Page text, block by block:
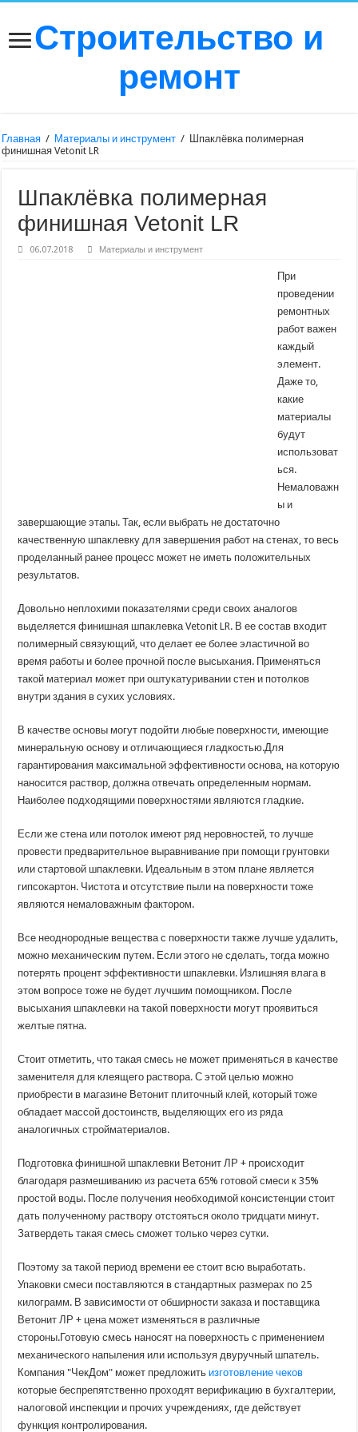
Строительство и
ремонт
Главная / Материалы и инструмент / Шпаклёвка полимерная
финишная Vetonit LR
Шпаклёвка полимерная
финишная Vetonit LR
06.07.2018 Материалы и инструмент
При
проведении
ремонтных
работ важен
каждый
элемент.
Даже то,
какие
материалы
будут
использоват
ься.
Немаловажн
ы и
завершающие этапы. Так, если выбрать не достаточно
качественную шпаклевку для завершения работ на стенах, то весь
проделанный ранее процесс может не иметь положительных
результатов.
Довольно неплохими показателями среди своих аналогов
выделяется финишная шпаклевка Vetonit LR. В ее состав входит
полимерный связующий, что делает ее более эластичной во
время работы и более прочной после высыхания. Применяться
такой материал может при оштукатуривании стен и потолков
внутри здания в сухих условиях.
В качестве основы могут подойти любые поверхности, имеющие
минеральную основу и отличающиеся гладкостью.Для
гарантирования максимальной эффективности основа, на которую
наносится раствор, должна отвечать определенным нормам.
Наиболее подходящими поверхностями являются гладкие.
Если же стена или потолок имеют ряд неровностей, то лучше
провести предварительное выравнивание при помощи грунтовки
или стартовой шпаклевки. Идеальным в этом плане является
гипсокартон. Чистота и отсутствие пыли на поверхности тоже
являются немаловажным фактором.
Все неоднородные вещества с поверхности также лучше удалить,
можно механическим путем. Если этого не сделать, тогда можно
потерять процент эффективности шпаклевки. Излишняя влага в
этом вопросе тоже не будет лучшим помощником. После
высыхания шпаклевки на такой поверхности могут проявиться
желтые пятна.
Стоит отметить, что такая смесь не может применяться в качестве
заменителя для клеящего раствора. С этой целью можно
приобрести в магазине Ветонит плиточный клей, который тоже
обладает массой достоинств, выделяющих его из ряда
аналогичных стройматериалов.
Подготовка финишной шпаклевки Ветонит ЛР + происходит
благодаря размешиванию из расчета 65% готовой смеси к 35%
простой воды. После получения необходимой консистенции стоит
дать полученному раствору отстояться около тридцати минут.
Затвердеть такая смесь сможет только через сутки.
Поэтому за такой период времени ее стоит всю выработать.
Упаковки смеси поставляются в стандартных размерах по 25
килограмм. В зависимости от обширности заказа и поставщика
Ветонит ЛР + цена может изменяться в различные
стороны.Готовую смесь наносят на поверхность с применением
механического напыления или используя двуручный шпатель.
Компания "ЧекДом" может предложитьизготовление чеков
которые беспрепятственно проходят верификацию в бухгалтерии,
налоговой инспекции и прочих учреждениях, где действует
функция контролирования.